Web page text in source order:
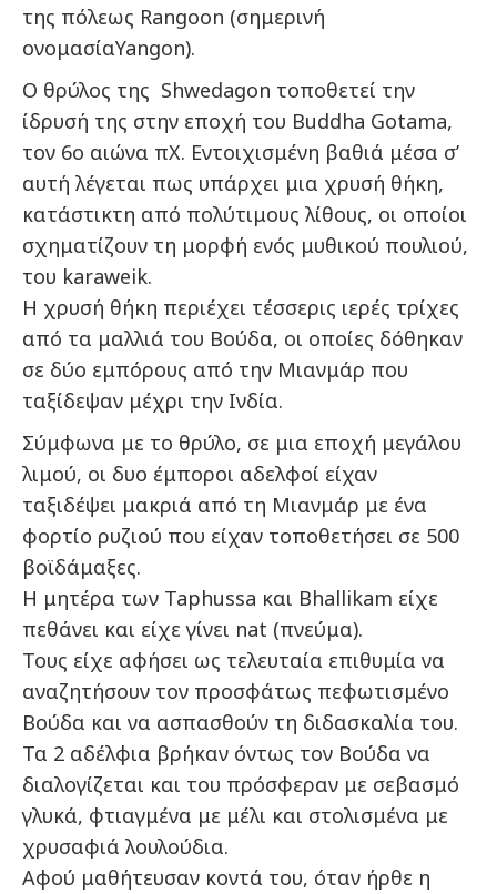
της πόλεως Rangoon (σημερινή
ονομασίαYangon).
Ο θρύλος της Shwedagon τοποθετεί την
ίδρυσή της στην εποχή του Buddha Gotama,
τον 6ο αιώνα πΧ. Εντοιχισμένη βαθιά μέσα σ’
αυτή λέγεται πως υπάρχει μια χρυσή θήκη,
κατάστικτη από πολύτιμους λίθους, οι οποίοι
σχηματίζουν τη μορφή ενός μυθικού πουλιού,
του karaweik.
Η χρυσή θήκη περιέχει τέσσερις ιερές τρίχες
από τα μαλλιά του Βούδα, οι οποίες δόθηκαν
σε δύο εμπόρους από την Μιανμάρ που
ταξίδεψαν μέχρι την Ινδία.
Σύμφωνα με το θρύλο, σε μια εποχή μεγάλου
λιμού, οι δυο έμποροι αδελφοί είχαν
ταξιδέψει μακριά από τη Μιανμάρ με ένα
φορτίο ρυζιού που είχαν τοποθετήσει σε 500
βοϊδάμαξες.
Η μητέρα των Taphussa και Bhallikam είχε
πεθάνει και είχε γίνει nat (πνεύμα).
Τους είχε αφήσει ως τελευταία επιθυμία να
αναζητήσουν τον προσφάτως πεφωτισμένο
Βούδα και να ασπασθούν τη διδασκαλία του.
Τα 2 αδέλφια βρήκαν όντως τον Βούδα να
διαλογίζεται και του πρόσφεραν με σεβασμό
γλυκά, φτιαγμένα με μέλι και στολισμένα με
χρυσαφιά λουλούδια.
Αφού μαθήτευσαν κοντά του, όταν ήρθε η